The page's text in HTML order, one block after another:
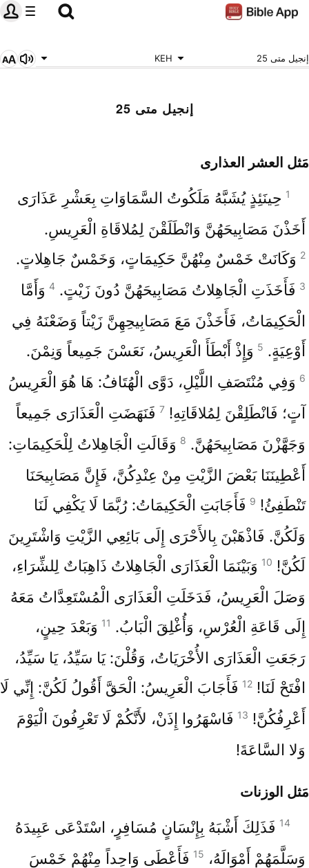
إنجيل متى 25 KEH
إنجيل متى 25
مَثل العشر العذارى
1 حِينَئِذٍ يُشَبَّهُ مَلَكُوتُ السَّمَاوَاتِ بِعَشْرِ عَذَارَى
أَخَذْنَ مَصَابِيحَهُنَّ وَانْطَلَقْنَ لِمُلاقَاةِ الْعَرِيسِ.
2 وَكَانَتْ خَمْسٌ مِنْهُنَّ حَكِيمَاتٍ، وَخَمْسٌ جَاهِلاتٍ.
3 فَأَخَذَتِ الْجَاهِلاتُ مَصَابِيحَهُنَّ دُونَ زَيْتٍ. 4 وَأَمَّا
الْحَكِيمَاتُ، فَأَخَذْنَ مَعَ مَصَابِيحِهِنَّ زَيْتاً وَضَعْنَهُ فِي
أَوْعِيَةٍ. 5 وَإِذْ أَبْطَأَ الْعَرِيسُ، نَعَسْنَ جَمِيعاً وَنِمْنَ.
6 وَفِي مُنْتَصَفِ اللَّيْلِ، دَوَّى الْهُتَافُ: هَا هُوَ الْعَرِيسُ
آتٍ؛ فَانْطَلِقْنَ لِمُلاقَاتِهِ! 7 فَنَهَضَتِ الْعَذَارَى جَمِيعاً
وَجَهَّزْنَ مَصَابِيحَهُنَّ. 8 وَقَالَتِ الْجَاهِلاتُ لِلْحَكِيمَاتِ:
أَعْطِينَنَا بَعْضَ الزَّيْتِ مِنْ عِنْدِكُنَّ، فَإِنَّ مَصَابِيحَنَا
تَنْطَفِئُ! 9 فَأَجَابَتِ الْحَكِيمَاتُ: رُبَّمَا لَا يَكْفِي لَنَا
وَلَكُنَّ. فَاذْهَبْنَ بِالأَحْرَى إِلَى بَائِعِي الزَّيْتِ وَاشْتَرِينَ
لَكُنَّ! 10 وَبَيْنَمَا الْعَذَارَى الْجَاهِلاتُ ذَاهِبَاتٌ لِلشِّرَاءِ،
وَصَلَ الْعَرِيسُ، فَدَخَلَتِ الْعَذَارَى الْمُسْتَعِدَّاتُ مَعَهُ
إِلَى قَاعَةِ الْعُرْسِ، وَأُغْلِقَ الْبَابُ. 11 وَبَعْدَ حِينٍ،
رَجَعَتِ الْعَذَارَى الأُخْرَيَاتُ، وَقُلْنَ: يَا سَيِّدُ، يَا سَيِّدُ،
افْتَحْ لَنَا! 12 فَأَجَابَ الْعَرِيسُ: الْحَقَّ أَقُولُ لَكُنَّ: إِنِّي لَا
أَعْرِفُكُنَّ! 13 فَاسْهَرُوا إِذَنْ، لأَنَّكُمْ لَا تَعْرِفُونَ الْيَوْمَ
وَلا السَّاعَةَ!
مَثل الوزنات
14 فَذَلِكَ أَشْبَهُ بِإِنْسَانٍ مُسَافِرٍ، اسْتَدْعَى عَبِيدَهُ
وَسَلَّمَهُمْ أَمْوَالَهُ، 15 فَأَعْطَى وَاحِداً مِنْهُمْ خَمْسَ